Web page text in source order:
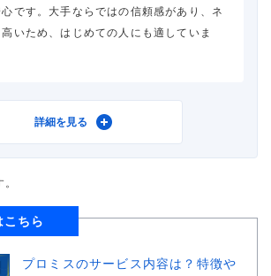
審査の容易さ、借入スピー
です。大手ならではの信頼感があり、ネ
いため、はじめての人にも適していま
プロミス
詳細を見る
こちら
プロミスのサービス内容は？特徴や